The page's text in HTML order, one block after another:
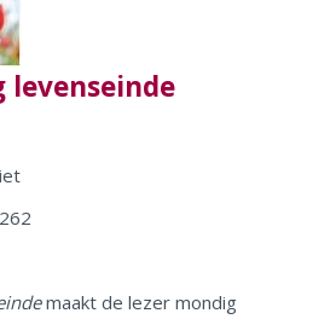
levenseinde
maakt de lezer mondig